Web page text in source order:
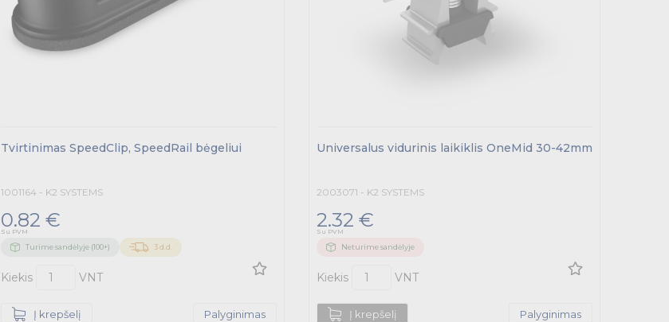
Tvirtinimas SpeedClip, SpeedRail bėgeliui
1001164 - K2 SYSTEMS
0.82 €
Su PVM
Turime sandėlyje (100+) 3 d.d.
Kiekis VNT
Į krepšelį Palyginimas
Universalus vidurinis laikiklis OneMid 30-42mm
2003071 - K2 SYSTEMS
2.32 €
Su PVM
Neturime sandėlyje
Kiekis VNT
Į krepšelį Palyginimas